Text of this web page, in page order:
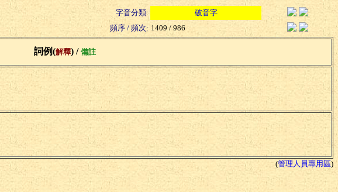
字音分類:
破音字
頻序 / 頻次: 1409 / 986
詞例(解釋) / 備註
(管理人員專用區)